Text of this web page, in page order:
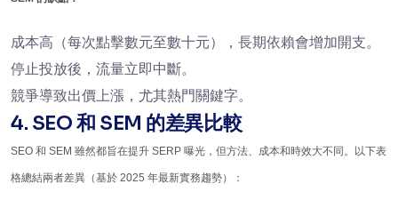
成本高（每次點擊數元至數十元），長期依賴會增加開支。
停止投放後，流量立即中斷。
競爭導致出價上漲，尤其熱門關鍵字。
4. SEO 和 SEM 的差異比較
SEO 和 SEM 雖然都旨在提升 SERP 曝光，但方法、成本和時效大不同。以下表
格總結兩者差異（基於 2025 年最新實務趨勢）：